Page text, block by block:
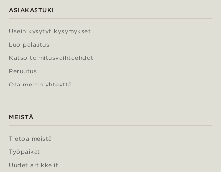
ASIAKASTUKI
Usein kysytyt kysymykset
Luo palautus
Katso toimitusvaihtoehdot
Peruutus
Ota meihin yhteyttä
MEISTÄ
Tietoa meistä
Työpaikat
Uudet artikkelit